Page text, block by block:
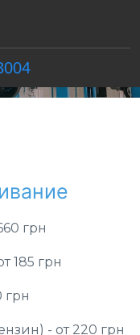
грн
185 грн
грн
- от 220 грн